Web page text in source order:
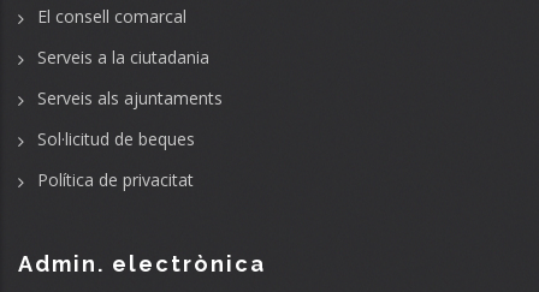
El consell comarcal
Serveis a la ciutadania
Serveis als ajuntaments
Sol·licitud de beques
Política de privacitat
Admin. electrònica